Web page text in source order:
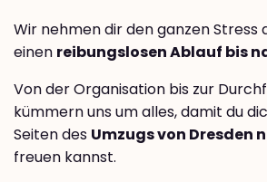
Wir nehmen dir den ganzen Stress
einen reibungslosen Ablauf bis
Von der Organisation bis zur
kümmern uns um alles, damit du
Seiten des Umzugs von Dresden
freuen kannst.